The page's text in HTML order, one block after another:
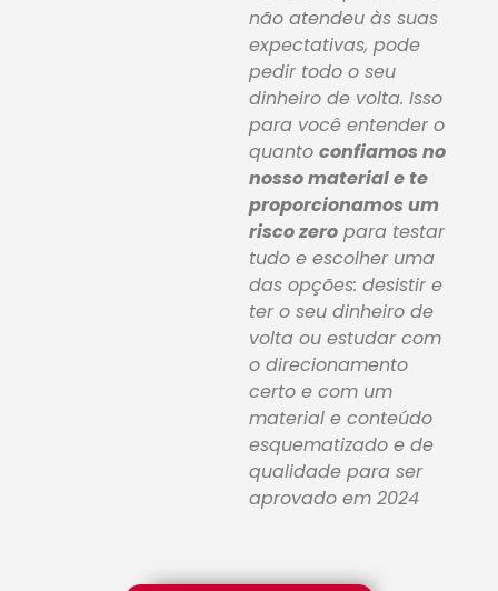
não atendeu às suas
expectativas, pode
pedir todo o seu
dinheiro de volta. Isso
para você entender o
quanto confiamos no
nosso material e te
proporcionamos um
risco zero para testar
tudo e escolher uma
das opções: desistir e
ter o seu dinheiro de
volta ou estudar com
o direcionamento
certo e com um
material e conteúdo
esquematizado e de
qualidade para ser
aprovado em 2024